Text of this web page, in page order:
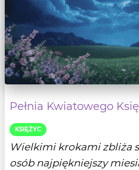
Pełnia Kwiatowego
KSIĘŻYC
Wielkimi krokami zbliża
osób najpiękniejszy